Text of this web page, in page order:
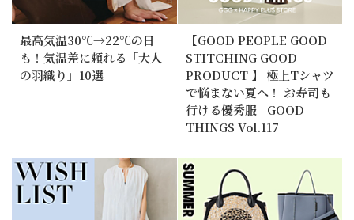
最高気温30℃→22℃の日
も！気温差に頼れる「大人
の羽織り」10選
【GOOD PEOPLE GOOD
STITCHING GOOD
PRODUCT 】 極上Tシャツ
で悩まない夏へ！ お寿司も
行ける優秀服 | GOOD
THINGS Vol.117